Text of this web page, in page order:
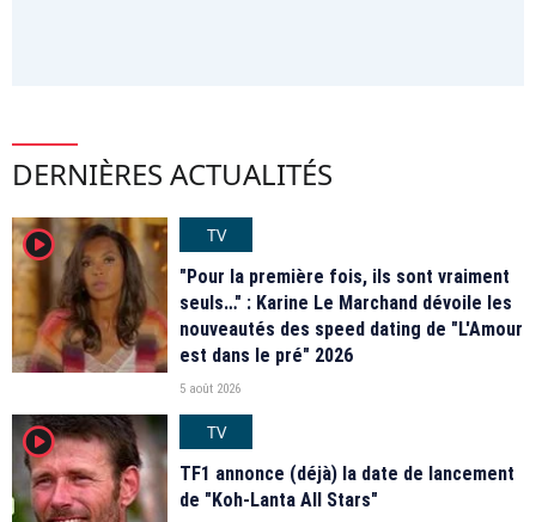
DERNIÈRES ACTUALITÉS
player2
TV
"Pour la première fois, ils sont vraiment
seuls…" : Karine Le Marchand dévoile les
nouveautés des speed dating de "L'Amour
est dans le pré" 2026
5 août 2026
player2
TV
TF1 annonce (déjà) la date de lancement
de "Koh-Lanta All Stars"